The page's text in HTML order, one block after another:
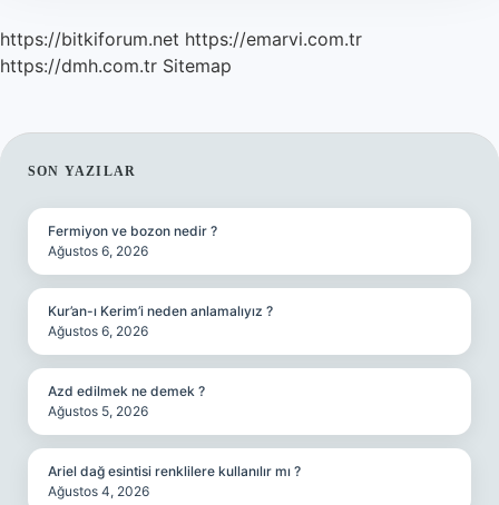
https://bitkiforum.net https://emarvi.com.tr
https://dmh.com.tr Sitemap
SIDEBAR
SON YAZILAR
Fermiyon ve bozon nedir ?
Ağustos 6, 2026
Kur’an-ı Kerim’i neden anlamalıyız ?
Ağustos 6, 2026
Azd edilmek ne demek ?
Ağustos 5, 2026
Ariel dağ esintisi renklilere kullanılır mı ?
Ağustos 4, 2026